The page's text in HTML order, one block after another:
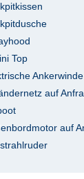
Top
Ankerwinde
auf
auf